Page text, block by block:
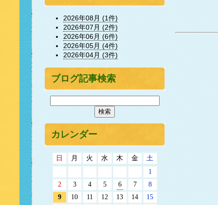
2026年08月 (1件)
2026年07月 (2件)
2026年06月 (6件)
2026年05月 (4件)
2026年04月 (3件)
ブログ記事検索
カレンダー
日 月 火 水 木 金
土
1
2
3 4 5 6 7
8
9
10 11 12 13 14
15